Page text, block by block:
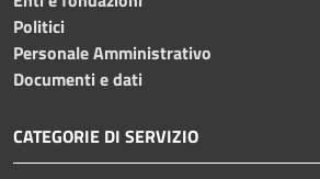
Politici
Personale Amministrativo
Documenti e dati
CATEGORIE DI SERVIZIO